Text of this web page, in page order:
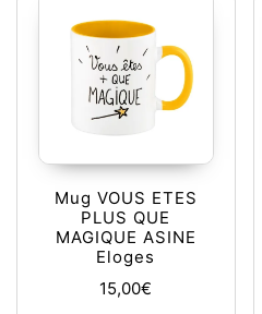
Mug VOUS ETES
PLUS QUE
MAGIQUE ASINE
Eloges
15,00€